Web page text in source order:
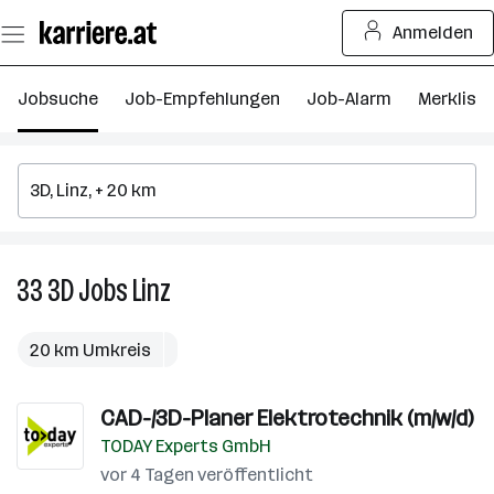
Seiteninhalt
springen
Anmelden
Jobsuche Job-Empfehlungen Job-Alarm Merkliste
333DJobsLinz
20 km Umkreis
CAD-/3D-Planer Elektrotechnik (m/w/d)
TODAY Experts GmbH
vor 4 Tagen veröffentlicht